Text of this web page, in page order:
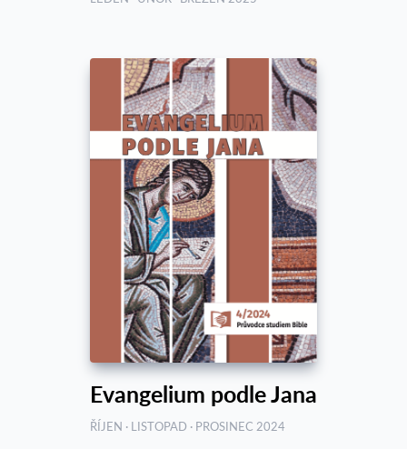
Evangelium podle Jana
ŘÍJEN · LISTOPAD · PROSINEC 2024